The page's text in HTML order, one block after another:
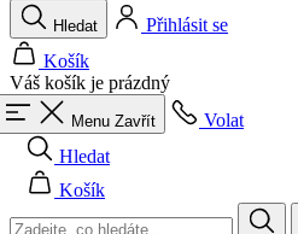
Menu Zavřít
Volat
Hledat
Košík
Muži